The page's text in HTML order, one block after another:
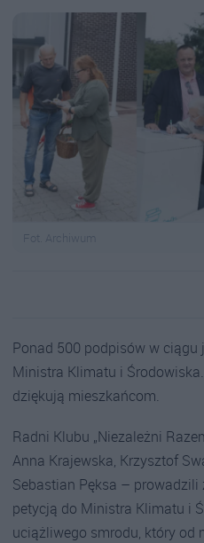
Fot. Archiwum
Ponad 500 podpisów w
Ministra Klimatu i
dziękują mieszkańcom.
Radni Klubu „Niezależni
Anna Krajewska, Krzysztof
Sebastian Pęksa –
petycją do Ministra Klimatu i
uciążliwego smrodu, który od